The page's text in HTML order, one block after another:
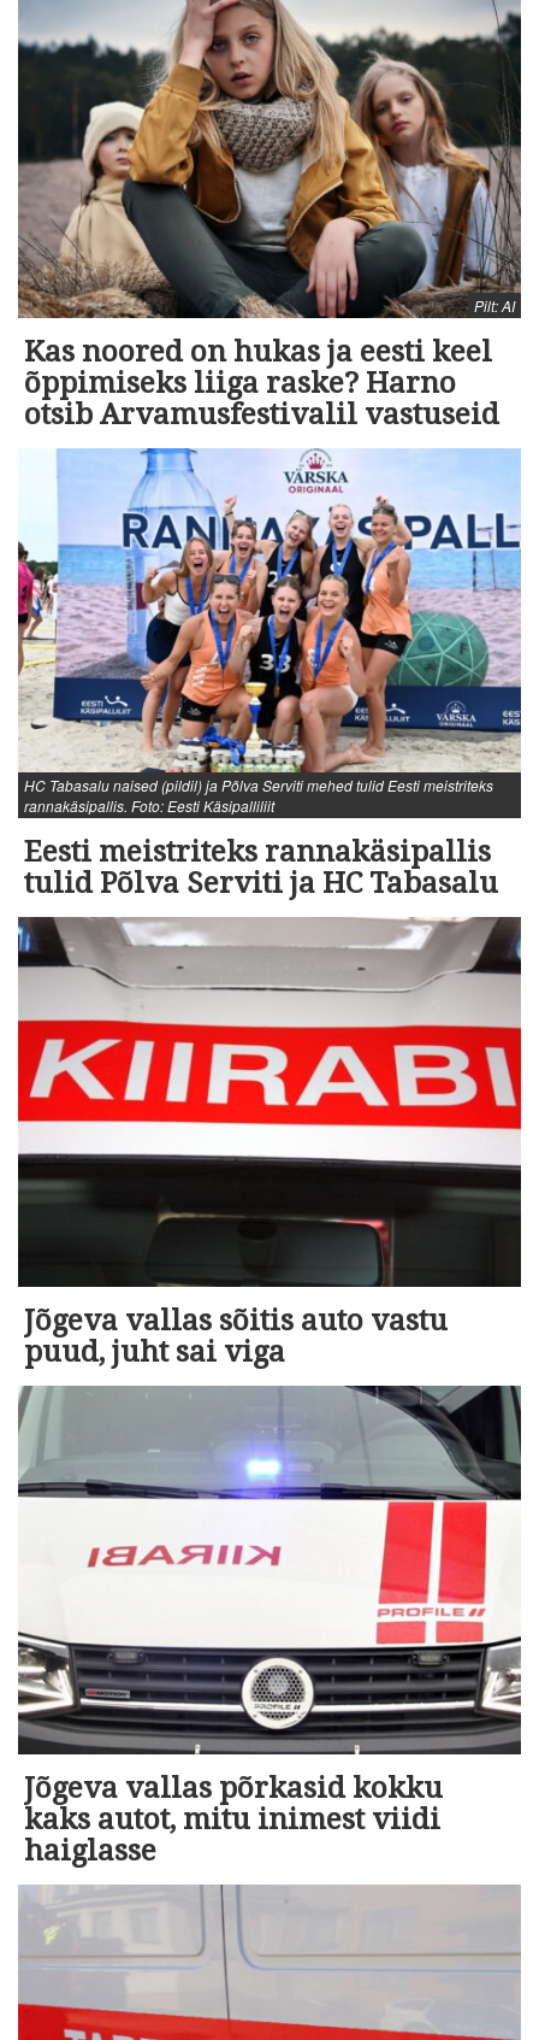
Pilt: AI
Kas noored on hukas ja eesti keel
õppimiseks liiga raske? Harno
otsib Arvamusfestivalil vastuseid
HC Tabasalu naised (pildil) ja Põlva Serviti mehed tulid Eesti meistriteks
rannakäsipallis. Foto: Eesti Käsipalliliit
Eesti meistriteks rannakäsipallis
tulid Põlva Serviti ja HC Tabasalu
Jõgeva vallas sõitis auto vastu
puud, juht sai viga
Jõgeva vallas põrkasid kokku
kaks autot, mitu inimest viidi
haiglasse